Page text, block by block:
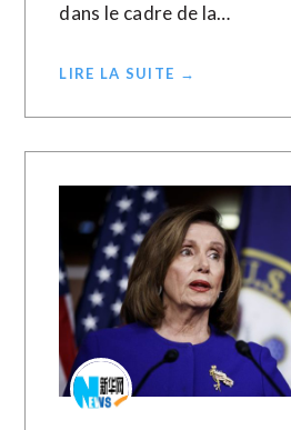
dans le cadre de la…
LIRE LA SUITE →